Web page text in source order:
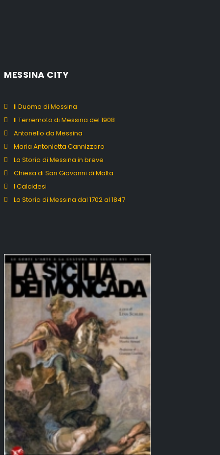
MESSINA CITY
Il Duomo di Messina
Il Terremoto di Messina del 1908
Antonello da Messina
Maria Antonietta Cannizzaro
La Storia di Messina in breve
Chiesa di San Giovanni di Malta
I Calcidesi
La Storia di Messina dal 1702 al 1847